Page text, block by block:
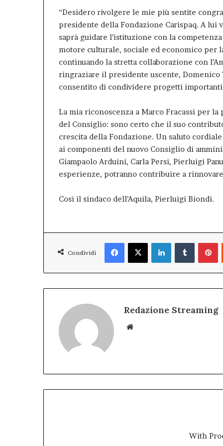
“Desidero rivolgere le mie più sentite
presidente della Fondazione Carispaq. A lui
saprà guidare l’istituzione con la
motore culturale, sociale ed economico
continuando la stretta collaborazione con
ringraziare il presidente uscente,
consentito di condividere progetti
La mia riconoscenza a Marco Fracassi per
del Consiglio: sono certo che il suo
crescita della Fondazione. Un saluto
ai componenti del nuovo Consiglio di
Giampaolo Arduini, Carla Persi, Pierluigi
esperienze, potranno contribuire a
Così il sindaco dell’Aquila, Pierluigi Biondi.
Condividi
Facebook
X LinkedInTumblr
Redazione Streaming
With